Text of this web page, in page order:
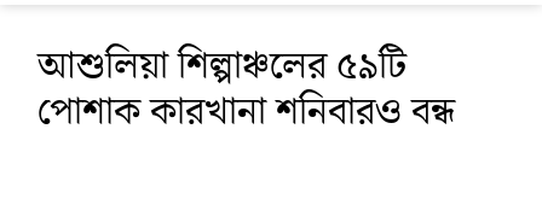
আশুলিয়া শিল্পাঞ্চলের ৫৯টি
পোশাক কারখানা শনিবারও বন্ধ